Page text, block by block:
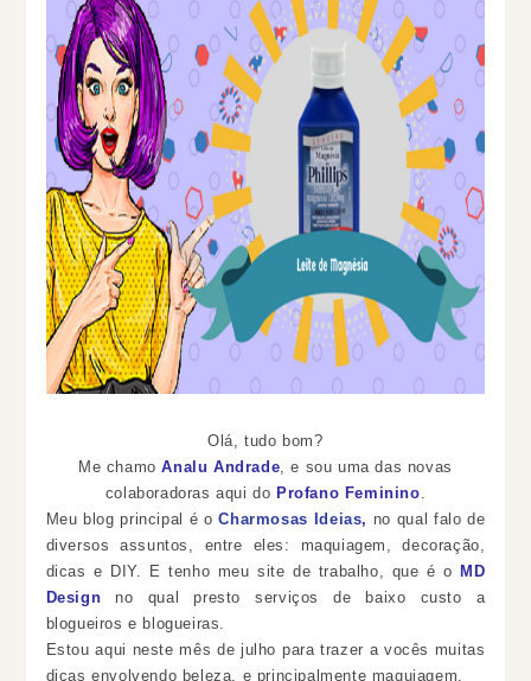
Olá, tudo bom?
Me chamoAnalu Andrade , e sou uma das novas
colaboradoras aqui do Profano Feminino
Meu blog principal é oCharmosas Ideias, no qual falo de
diversos assuntos, entre eles: maquiagem, decoração,
dicas e DIY. E tenho meu site de trabalho, que é oMD
Design no qual presto serviços de baixo custo a
blogueiros e blogueiras.
Estou aqui neste mês de julho para trazer a vocês muitas
dicas envolvendo beleza, e principalmente maquiagem.